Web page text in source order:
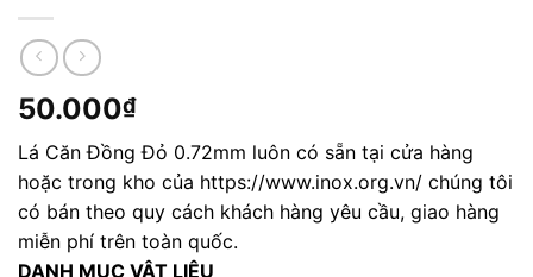
50.000₫
Lá Căn Đồng Đỏ 0.72mm luôn có sẵn tại cửa hàng
hoặc trong kho của https://www.inox.org.vn/ chúng tôi
có bán theo quy cách khách hàng yêu cầu, giao hàng
miễn phí trên toàn quốc.
DANH MỤC VẬT LIỆU